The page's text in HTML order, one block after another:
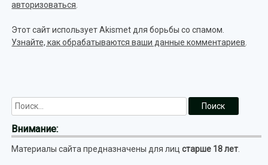
авторизоваться
Этот сайт использует Akismet для борьбы со спамом.
Узнайте, как обрабатываются ваши данные комментариев
Внимание:
Материалы сайта предназначены для лицстарше 18 лет